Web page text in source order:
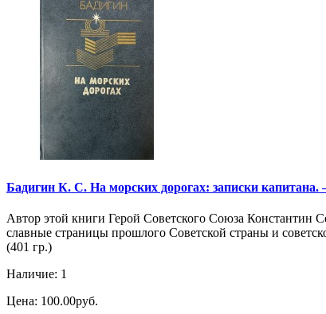
Бадигин К. С. На морских дорогах: записки капитана.
Автор этой книги Герой Советского Союза Константин
славные страницы прошлого Советской страны и
(401 гр.)
Наличие: 1
Цена: 100.00руб.